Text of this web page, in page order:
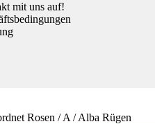
mit uns auf!
Rosen /A /Alba Rügen